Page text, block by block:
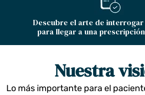
Descubre el arte de interrogar
para llegar a una
Nuestra
Lo más importante para el